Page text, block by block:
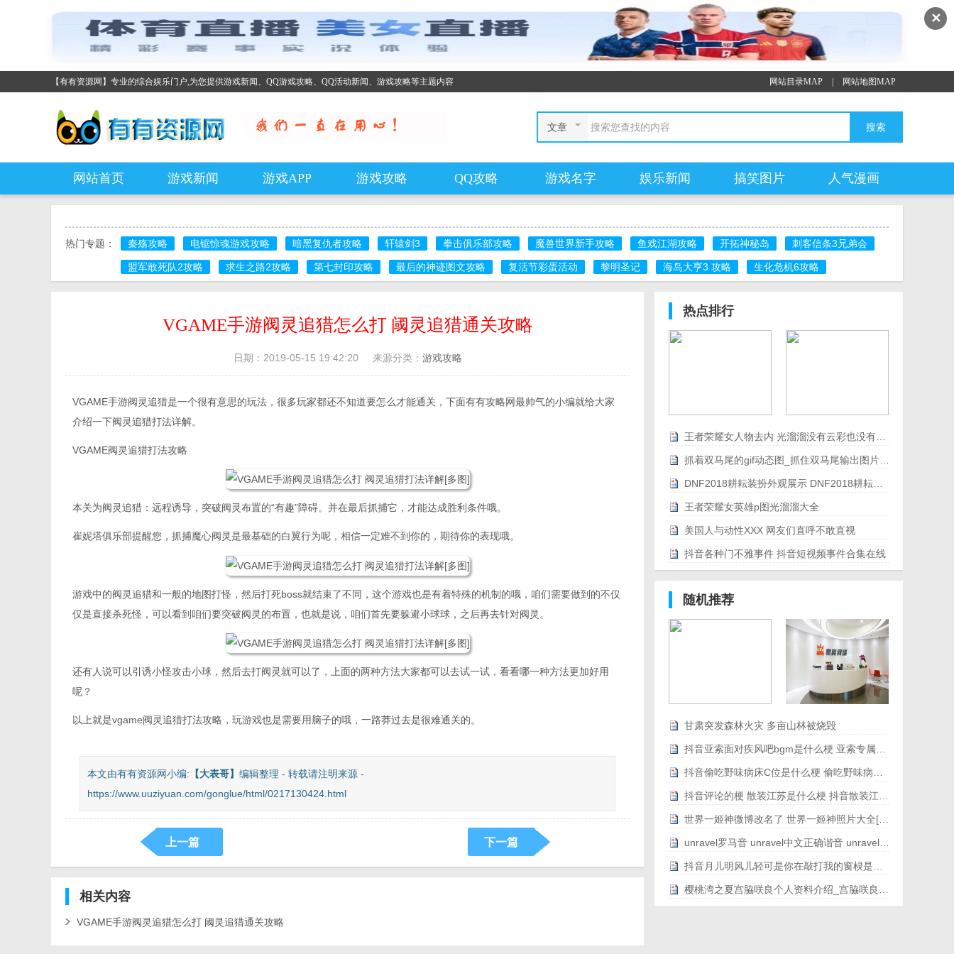
✕
【有有资源网】专业的综合娱乐门户,为您提供游戏新闻、QQ游戏攻略、QQ活动新闻、游戏攻略等主题内容 网站目录MAP 网站地图MAP
文章
网站首页 游戏新闻 游戏APP 游戏攻略 QQ攻略 游戏名字 娱乐新闻 搞笑图片 人气漫画
热门专题： 秦殇攻略 电锯惊魂游戏攻略 暗黑复仇者攻略 轩辕剑3 拳击俱乐部攻略 魔兽世界新手攻略 鱼戏江湖攻略 开拓神秘岛 刺客信条3兄弟会
盟军敢死队2攻略 求生之路2攻略 第七封印攻略 最后的神迹图文攻略 复活节彩蛋活动 黎明圣记 海岛大亨3 攻略 生化危机6攻略
VGAME手游阀灵追猎怎么打 阈灵追猎通关攻略
日期：2019-05-15 19:42:20 来源分类： 游戏攻略
VGAME手游阀灵追猎是一个很有意思的玩法，很多玩家都还不知道要怎么才能通关，下面有有攻略网最帅气的小编就给大家
介绍一下阀灵追猎打法详解。
VGAME阀灵追猎打法攻略
本关为阀灵追猎：远程诱导，突破阀灵布置的“有趣”障碍。并在最后抓捕它，才能达成胜利条件哦。
崔妮塔俱乐部提醒您，抓捕魔心阀灵是最基础的白翼行为呢，相信一定难不到你的，期待你的表现哦。
游戏中的阀灵追猎和一般的地图打怪，然后打死boss就结束了不同，这个游戏也是有着特殊的机制的哦，咱们需要做到的不仅
仅是直接杀死怪，可以看到咱们要突破阀灵的布置，也就是说，咱们首先要躲避小球球，之后再去针对阀灵。
还有人说可以引诱小怪攻击小球，然后去打阀灵就可以了，上面的两种方法大家都可以去试一试，看看哪一种方法更加好用
呢？
以上就是vgame阀灵追猎打法攻略，玩游戏也是需要用脑子的哦，一路莽过去是很难通关的。
本文由有有资源网小编: 【大表哥】 编辑整理 - 转载请注明来源 -
https://www.uuziyuan.com/gonglue/html/0217130424.html
上一篇 下一篇
相关内容
VGAME手游阀灵追猎怎么打 阈灵追猎通关攻略
热点排行
王者荣耀女英雄p图光溜溜大全
美国人与动性XXX 网友们直呼不敢直视
抖音各种门不雅事件 抖音短视频事件合集在线
随机推荐
甘肃突发森林火灾 多亩山林被烧毁